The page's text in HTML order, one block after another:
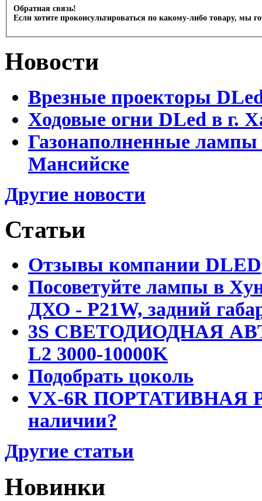
Обратная связь!
Если хотите проконсультироваться по какому-либо товару, мы
Новости
Врезные проекторы
Ходовые огни DLed в г.
Газонаполненные
Мансийске
Другие новости
Статьи
Отзывы компании DLED
Посоветуйте лампы в
ДХО - P21W, задний
3S СВЕТОДИОДНАЯ
L2 3000-10000K
Подобрать цоколь
VX-6R ПОРТАТИВНАЯ
наличии?
Другие статьи
Новинки